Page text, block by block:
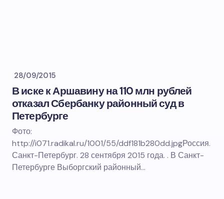
28/09/2015
В иске к Аршавину на 110 млн рублей
отказал Сбербанку районный суд в
Петербурге
Фото:
http://i071.radikal.ru/1001/55/ddf181b280dd.jpgРоссия.
Санкт-Петербург. 28 сентября 2015 года. . В Санкт-
Петербурге Выборгский районный…